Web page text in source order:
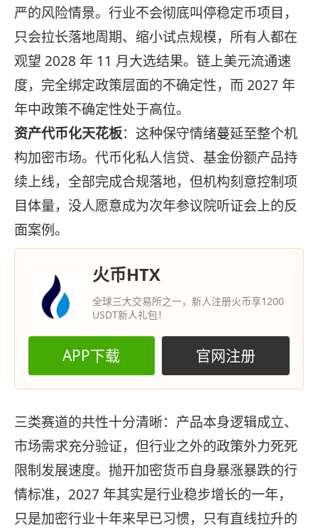
严的风险情景。行业不会彻底叫停稳定币项目，
只会拉长落地周期、缩小试点规模，所有人都在
观望 2028 年 11 月大选结果。链上美元流通速
度，完全绑定政策层面的不确定性，而 2027 年
年中政策不确定性处于高位。
资产代币化天花板：这种保守情绪蔓延至整个机
构加密市场。代币化私人信贷、基金份额产品持
续上线，全部完成合规落地，但机构刻意控制项
目体量，没人愿意成为次年参议院听证会上的反
面案例。
火币HTX
全球三大交易所之一，新人注册火币享1200
USDT新人礼包！
APP下载 官网注册
三类赛道的共性十分清晰：产品本身逻辑成立、
市场需求充分验证，但行业之外的政策外力死死
限制发展速度。抛开加密货币自身暴涨暴跌的行
情标准，2027 年其实是行业稳步增长的一年，
只是加密行业十年来早已习惯，只有直线拉升的